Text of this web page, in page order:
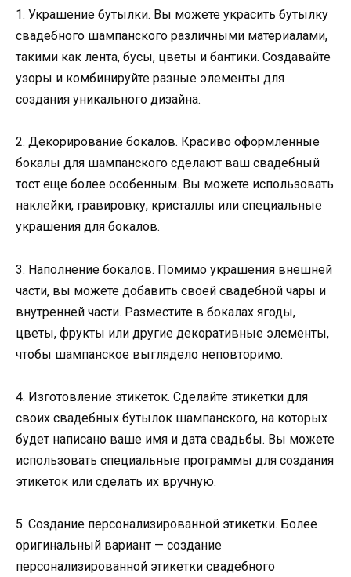
1. Украшение бутылки. Вы можете украсить бутылку
свадебного шампанского различными материалами,
такими как лента, бусы, цветы и бантики. Создавайте
узоры и комбинируйте разные элементы для
создания уникального дизайна.
2. Декорирование бокалов. Красиво оформленные
бокалы для шампанского сделают ваш свадебный
тост еще более особенным. Вы можете использовать
наклейки, гравировку, кристаллы или специальные
украшения для бокалов.
3. Наполнение бокалов. Помимо украшения внешней
части, вы можете добавить своей свадебной чары и
внутренней части. Разместите в бокалах ягоды,
цветы, фрукты или другие декоративные элементы,
чтобы шампанское выглядело неповторимо.
4. Изготовление этикеток. Сделайте этикетки для
своих свадебных бутылок шампанского, на которых
будет написано ваше имя и дата свадьбы. Вы можете
использовать специальные программы для создания
этикеток или сделать их вручную.
5. Создание персонализированной этикетки. Более
оригинальный вариант — создание
персонализированной этикетки свадебного